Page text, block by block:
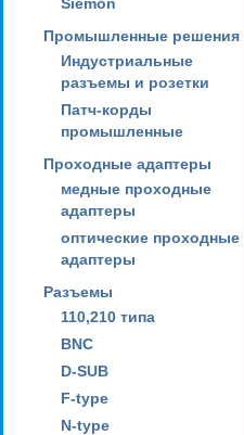
Промышленные решения
Индустриальные
разъемы и розетки
Патч-корды
промышленные
Проходные адаптеры
медные проходные
адаптеры
оптические проходные
адаптеры
Разъемы
110,210 типа
BNC
D-SUB
F-type
N-type